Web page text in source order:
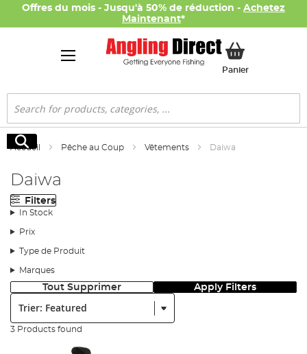
Offres du mois - Jusqu'à 50% de réduction - Achetez
Maintenant*
PanierMon panier
Rechercher
Rechercher
Accueil Pêche au Coup Vêtements Daiwa
Daiwa
Filters
In Stock
Prix
Type de Produit
Marques
Tout Supprimer Apply Filters
3 Products found